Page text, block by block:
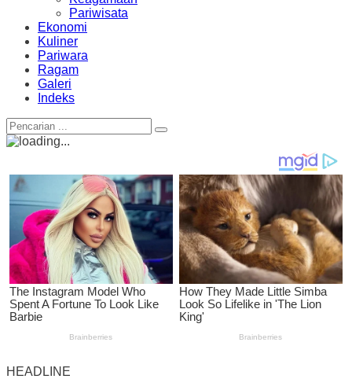
Pariwisata
Ekonomi
Kuliner
Pariwara
Ragam
Galeri
Indeks
HEADLINE